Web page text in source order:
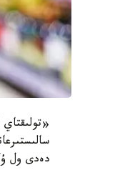
دەدى ول